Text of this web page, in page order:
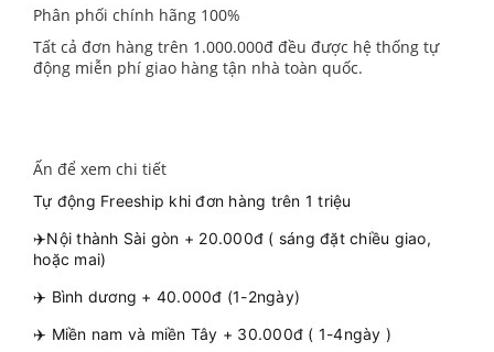
Phân phối chính hãng 100%
Tất cả đơn hàng trên 1.000.000đ đều được hệ thống tự
động miễn phí giao hàng tận nhà toàn quốc.
Ấn để xem chi tiết
Tự động Freeship khi đơn hàng trên 1 triệu
✈️Nội thành Sài gòn + 20.000đ ( sáng đặt chiều giao,
hoặc mai)
✈️ Bình dương + 40.000đ (1-2ngày)
✈️ Miền nam và miền Tây + 30.000đ ( 1-4ngày )